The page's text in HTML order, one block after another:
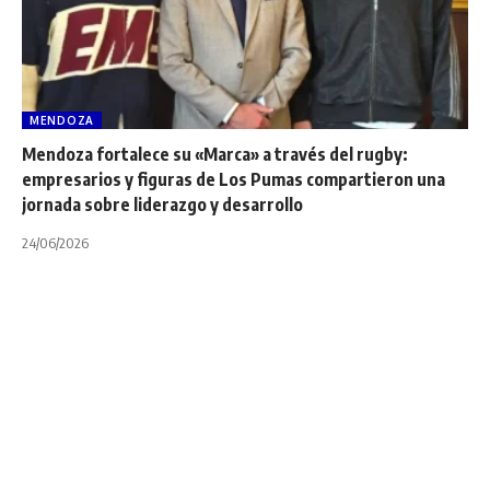
MENDOZA
Mendoza fortalece su «Marca» a través del rugby:
empresarios y figuras de Los Pumas compartieron una
jornada sobre liderazgo y desarrollo
24/06/2026